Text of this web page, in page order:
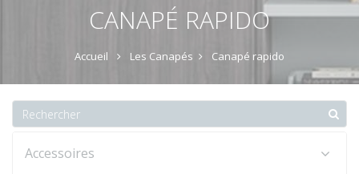
CANAPÉ RAPIDO
Accueil Les Canapés Canapé rapido
Accessoires